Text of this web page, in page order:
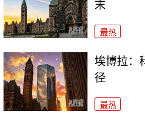
末
最热
埃博拉：
径
最热